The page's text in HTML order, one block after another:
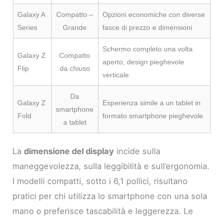
Galaxy A
Series
Compatto –
Grande
Opzioni economiche con diverse
fasce di prezzo e dimensioni
Galaxy Z
Flip
Compatto
da chiuso
Schermo completo una volta
aperto, design pieghevole
verticale
Galaxy Z
Fold
Da
smartphone
a tablet
Esperienza simile a un tablet in
formato smartphone pieghevole
Ladimensione del display incide sulla
maneggevolezza, sulla leggibilità e sull’ergonomia.
I modelli compatti, sotto i 6,1 pollici, risultano
pratici per chi utilizza lo smartphone con una sola
mano o preferisce tascabilità e leggerezza. Le